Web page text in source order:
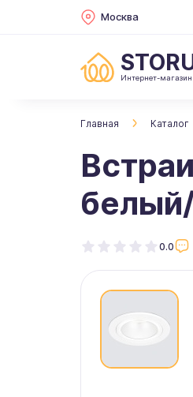
Москва
Интернет-
Главная Каталог
0.0